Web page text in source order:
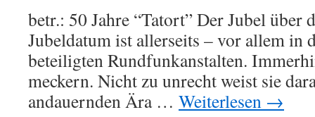
betr.: 50 Jahre “Tatort” Der Jubel über
Jubeldatum ist allerseits – vor allem in
beteiligten Rundfunkanstalten.
meckern. Nicht zu unrecht weist sie
andauernden Ära … Weiterlesen →